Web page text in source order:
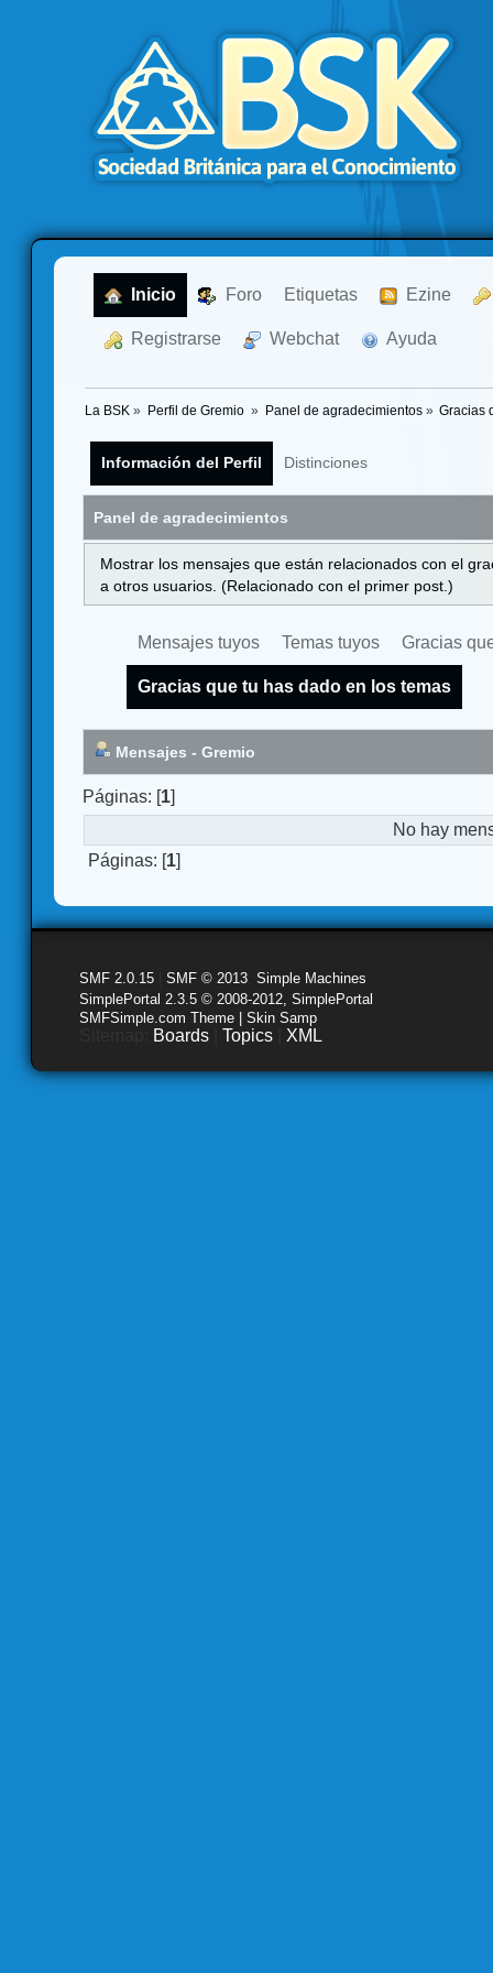
Inicio Foro Etiquetas Ezine
Registrarse Webchat Ayuda
La BSK » Perfil de Gremio » Panel de agradecimientos» Gracias
Información del Perfil Distinciones
Panel de agradecimientos
Mostrar los mensajes que están relacionados con el
a otros usuarios. (Relacionado con el primer post.)
Mensajes tuyos Temas tuyos Gracias
Gracias que tu has dado en los temas
Mensajes - Gremio
Páginas: [1]
No hay
Páginas: [1]
SMF 2.0.15 SMF © 2013 Simple Machines
SimplePortal 2.3.5 © 2008-2012, SimplePortal
SMFSimple.com Theme | Skin Samp
Boards Topics XML